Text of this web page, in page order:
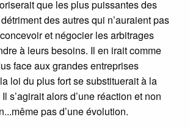
que les plus puissantes des
des autres qui n’auraient pas
et négocier les arbitrages
à leurs besoins. Il en irait comme
face aux grandes entreprises
loi du plus fort se substituerait à la
s’agirait alors d’une réaction et non
pas d’une évolution.